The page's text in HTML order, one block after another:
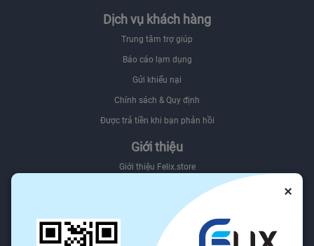
Dịch vụ khách hàng
Trung tâm trợ giúp
Báo cáo lạm dụng
Gửi khiếu nại
Chính sách & Quy định
Được trả tiền khi bạn phản hồi
Giới thiệu
Giới thiệu Felix.store
Sơ đồ website
Felix.store Blog
×